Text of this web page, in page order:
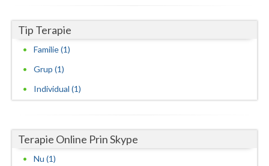
Maramures
Mehedinti
Mures
Neamt
Prahova
Tip Terapie
Familie (1)
Grup (1)
Individual (1)
Terapie Online Prin Skype
Nu (1)